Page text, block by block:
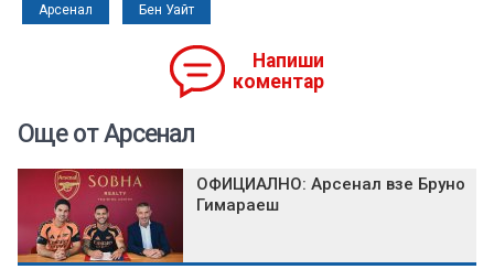
Арсенал Бен Уайт
Напиши
коментар
Още от Арсенал
ОФИЦИАЛНО: Арсенал взе Бруно
Гимараеш